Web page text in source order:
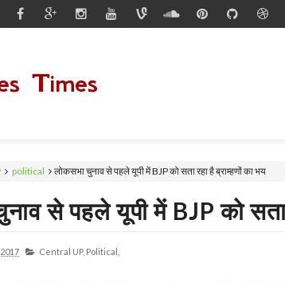
Times
political लोकसभा चुनाव से पहले यूपी में BJP को सता रहा है ब्राम्हणों का भय
से पहले यूपी में BJP को सता
2017 Central UP, Political,